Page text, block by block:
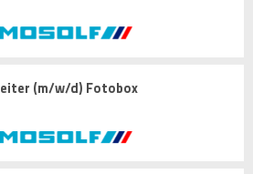
(m/w/d) Fotobox